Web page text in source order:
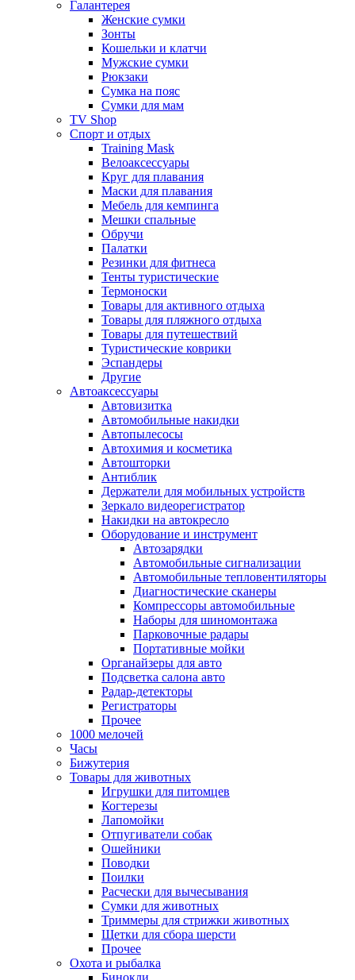
Галантерея
Женские сумки
Зонты
Кошельки и клатчи
Мужские сумки
Рюкзаки
Сумка на пояс
Сумки для мам
TV Shop
Спорт и отдых
Training Mask
Велоаксессуары
Круг для плавания
Маски для плавания
Мебель для кемпинга
Мешки спальные
Обручи
Палатки
Резинки для фитнеса
Тенты туристические
Термоноски
Товары для активного отдыха
Товары для пляжного отдыха
Товары для путешествий
Туристические коврики
Эспандеры
Другие
Автоаксессуары
Автовизитка
Автомобильные накидки
Автопылесосы
Автохимия и косметика
Автошторки
Антиблик
Держатели для мобильных устройств
Зеркало видеорегистратор
Накидки на автокресло
Оборудование и инструмент
Автозарядки
Автомобильные сигнализации
Автомобильные тепловентиляторы
Диагностические сканеры
Компрессоры автомобильные
Наборы для шиномонтажа
Парковочные радары
Портативные мойки
Органайзеры для авто
Подсветка салона авто
Радар-детекторы
Регистраторы
Прочее
1000 мелочей
Часы
Бижутерия
Товары для животных
Игрушки для питомцев
Когтерезы
Лапомойки
Отпугиватели собак
Ошейники
Поводки
Поилки
Расчески для вычесывания
Сумки для животных
Триммеры для стрижки животных
Щетки для сбора шерсти
Прочее
Охота и рыбалка
Бинокли